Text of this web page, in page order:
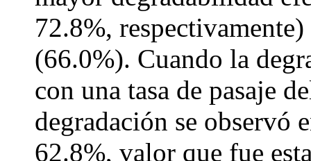
72.8%,
(66.0%). Cuando la
con una tasa de pasaje
degradación se observó
62.8%, valor que fue